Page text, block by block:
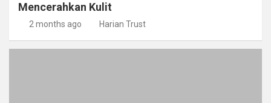
Mencerahkan Kulit
2 months ago Harian Trust